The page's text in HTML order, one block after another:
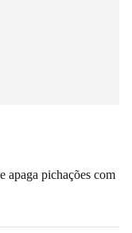
apaga pichações com